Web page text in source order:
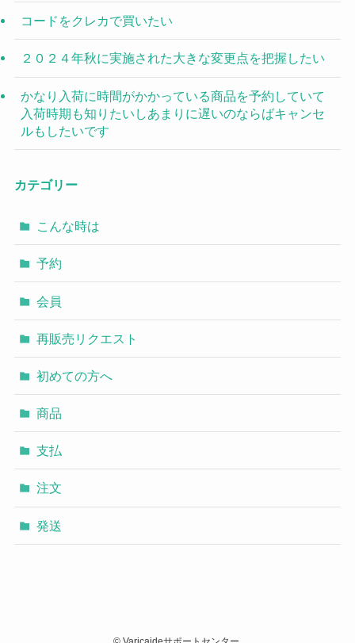
コードをクレカで買いたい
２０２４年秋に実施された大きな変更点を把握したい
かなり入荷に時間がかかっている商品を予約していて
入荷時期も知りたいしあまりに遅いのならばキャンセ
ルもしたいです
カテゴリー
こんな時は
予約
会員
再販売リクエスト
初めての方へ
商品
支払
注文
発送